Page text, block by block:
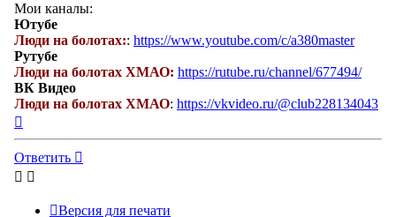
Мои каналы:
Ютубе
Люди на болотах:: https://www.youtube.com/c/a380master
Рутубе
Люди на болотах ХМАО: https://rutube.ru/channel/677494/
ВК Видео
Люди на болотах ХМАО: https://vkvideo.ru/@club228134043
началу
Ответить
Версия для печати